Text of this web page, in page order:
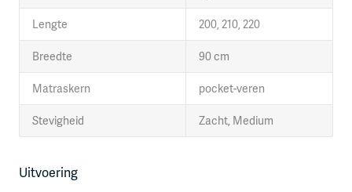
Lengte 200, 210, 220
Breedte 90 cm
Matraskern pocket-veren
Stevigheid Zacht, Medium
Uitvoering